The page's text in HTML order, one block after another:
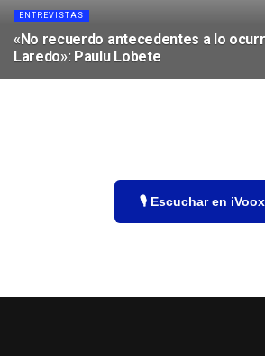
ENTREVISTAS
«No recuerdo antecedentes a lo
Laredo»: Paulu Lobete
🎙️ Escuchar en iVoox